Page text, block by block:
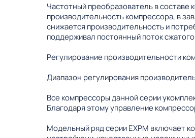
Частотный преобразователь в составе
производительность компрессора, в
снижается производительность и
поддерживал постоянный поток
Регулирование производительности
Диапазон регулирования
Все компрессоры данной серии
Благодаря этому управление
Модельный ряд серии EXPM включает